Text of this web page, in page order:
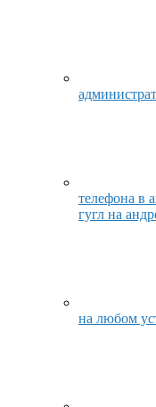
телефона в
гугл на
на любом